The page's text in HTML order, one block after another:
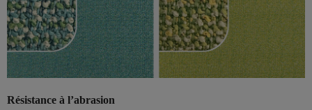
Résistance à l’abrasion